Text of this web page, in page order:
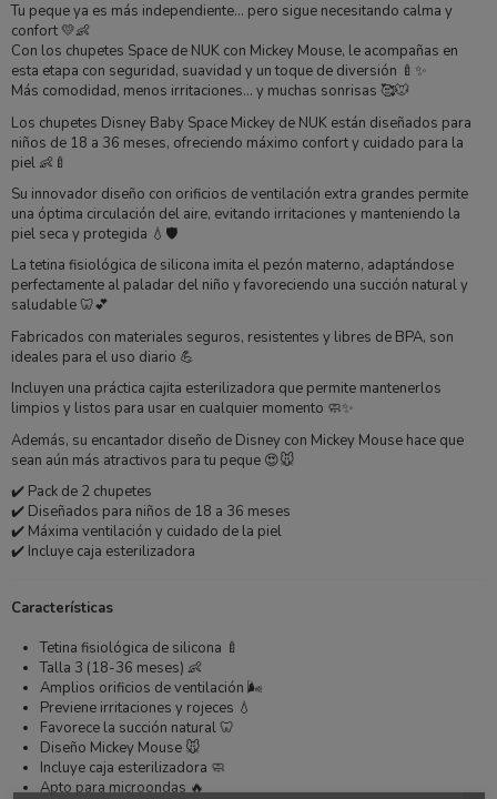
Tu peque ya es más independiente… pero sigue necesitando calma y
confort 💛👶
Con los chupetes Space de NUKcon Mickey Mouse, le acompañas en
esta etapa con seguridad, suavidad y un toque de diversión 🍼✨
Más comodidad, menos irritaciones… y muchas sonrisas 🥰🐭
Los chupetes Disney Baby Space Mickey de NUKestán diseñados para
niños de 18 a 36 meses, ofreciendo máximo confort y cuidado para la
piel 👶🍼
Su innovador diseño con orificios de ventilación extra grandes permite
una óptima circulación del aire, evitando irritaciones y manteniendo la
piel seca y protegida 💧🛡️
La tetina fisiológica de silicona imita el pezón materno, adaptándose
perfectamente al paladar del niño y favoreciendo una succión natural y
saludable 🦷💕
Fabricados con materiales seguros, resistentes y libres de BPA, son
ideales para el uso diario 💪
Incluyen una práctica cajita esterilizadora que permite mantenerlos
limpios y listos para usar en cualquier momento 🧼✨
Además, su encantador diseño de Disneycon Mickey Mouse hace que
sean aún más atractivos para tu peque 😍🐭
✔️ Pack de 2 chupetes
✔️ Diseñados para niños de 18 a 36 meses
✔️ Máxima ventilación y cuidado de la piel
✔️ Incluye caja esterilizadora
Características
Tetina fisiológica de silicona 🍼
Talla 3 (18-36 meses) 👶
Amplios orificios de ventilación 🌬️
Previene irritaciones y rojeces 💧
Favorece la succión natural 🦷
Diseño Mickey Mouse 🐭
Incluye caja esterilizadora 🧼
Apto para microondas 🔥